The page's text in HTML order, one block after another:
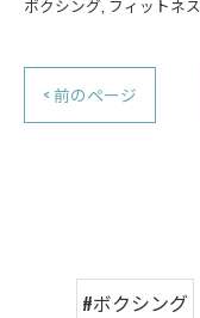
ボクシング フィットネス
< 前のページ
#ボクシング